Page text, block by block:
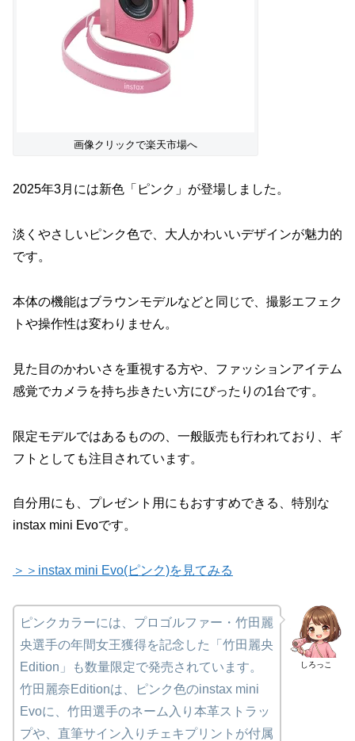
画像クリックで楽天市場へ
2025年3月には新色「ピンク」が登場しました。
淡くやさしいピンク色で、大人かわいいデザインが魅力的
です。
本体の機能はブラウンモデルなどと同じで、撮影エフェク
トや操作性は変わりません。
見た目のかわいさを重視する方や、ファッションアイテム
感覚でカメラを持ち歩きたい方にぴったりの1台です。
限定モデルではあるものの、一般販売も行われており、ギ
フトとしても注目されています。
自分用にも、プレゼント用にもおすすめできる、特別な
instax mini Evoです。
＞＞instax mini Evo(ピンク)を見てみる
しろっこ
ピンクカラーには、プロゴルファー・竹田麗
央選手の年間女王獲得を記念した「竹田麗央
Edition」も数量限定で発売されています。
竹田麗奈Editionは、ピンク色のinstax mini
Evoに、竹田選手のネーム入り本革ストラッ
プや、直筆サイン入りチェキプリントが付属